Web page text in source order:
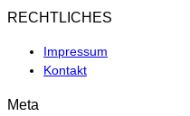
RECHTLICHES
Impressum
Kontakt
Meta